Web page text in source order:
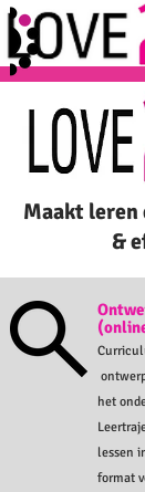
Maakt
&
het
lessen
format